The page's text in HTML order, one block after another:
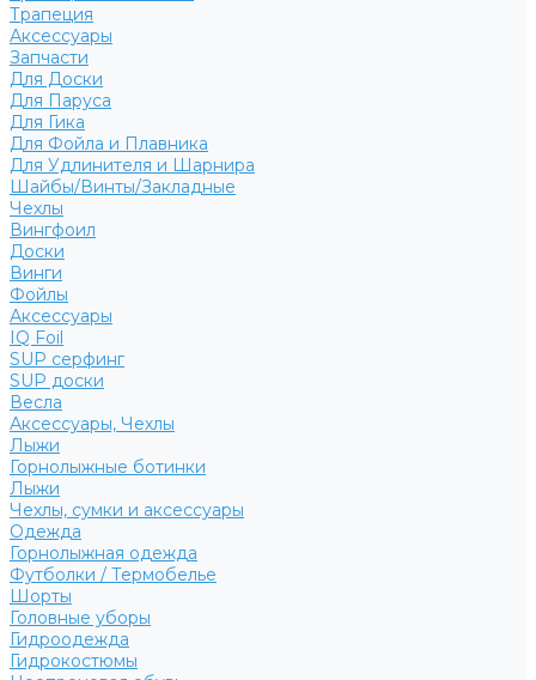
Трапеция
Аксессуары
Запчасти
Для Доски
Для Паруса
Для Гика
Для Фойла и Плавника
Для Удлинителя и Шарнира
Шайбы/Винты/Закладные
Чехлы
Вингфоил
Доски
Винги
Фойлы
Аксессуары
IQ Foil
SUP серфинг
SUP доски
Весла
Аксессуары, Чехлы
Лыжи
Горнолыжные ботинки
Лыжи
Чехлы, сумки и аксессуары
Одежда
Горнолыжная одежда
Футболки / Термобелье
Шорты
Головные уборы
Гидроодежда
Гидрокостюмы